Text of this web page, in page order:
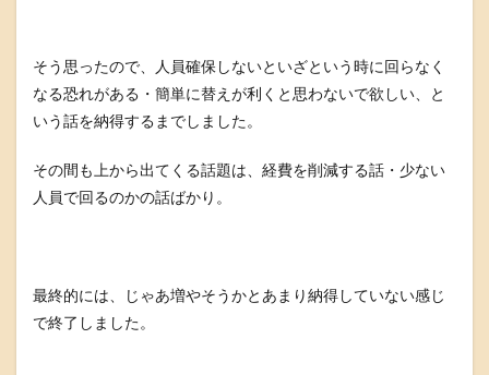
そう思ったので、人員確保しないといざという時に回らなく
なる恐れがある・簡単に替えが利くと思わないで欲しい、と
いう話を納得するまでしました。
その間も上から出てくる話題は、経費を削減する話・少ない
人員で回るのかの話ばかり。
最終的には、じゃあ増やそうかとあまり納得していない感じ
で終了しました。